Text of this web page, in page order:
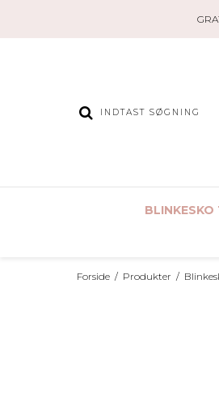
BLINKESKO
Forside / Produkter /